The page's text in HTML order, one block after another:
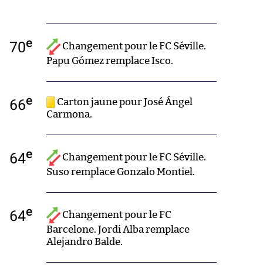
70e
Changement pour le FC Séville.
Papu Gómez remplace Isco.
66e
Carton jaune pour José Ángel
Carmona.
64e
Changement pour le FC Séville.
Suso remplace Gonzalo Montiel.
64e
Changement pour le FC
Barcelone. Jordi Alba remplace
Alejandro Balde.